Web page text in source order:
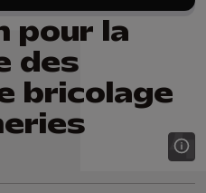
pour la
des
bricolage